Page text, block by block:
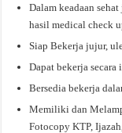
Dalam keadaan
hasil medical check
Siap Bekerja jujur,
Dapat bekerja
Bersedia bekerja
Memiliki dan
Fotocopy KTP,